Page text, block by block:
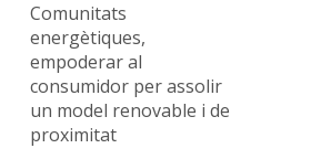
Comunitats
energètiques,
empoderar al
consumidor per assolir
un model renovable i de
proximitat